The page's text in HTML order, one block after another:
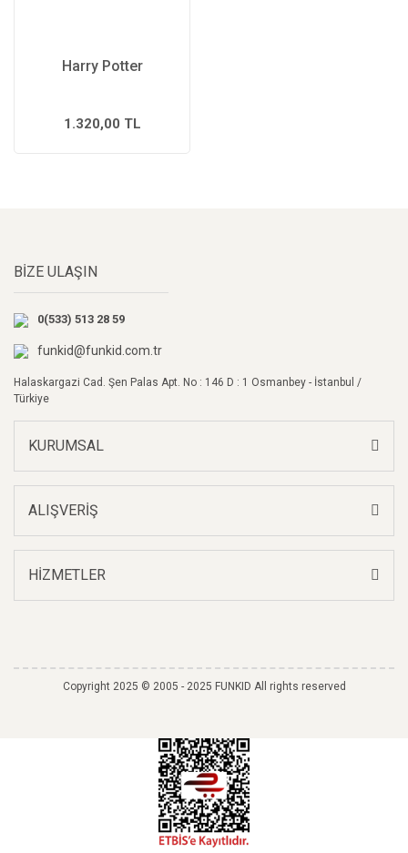
Harry Potter
1.320,00 TL
BİZE ULAŞIN
0(533) 513 28 59
funkid@funkid.com.tr
Halaskargazi Cad. Şen Palas Apt. No : 146 D : 1 Osmanbey - İstanbul /
Türkiye
KURUMSAL
ALIŞVERİŞ
HİZMETLER
Copyright 2025 © 2005 - 2025 FUNKID All rights reserved